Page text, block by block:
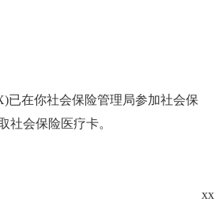
在你社会保险管理局参加社会保
会保险医疗卡。
xx